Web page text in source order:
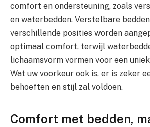
comfort en ondersteuning, zoals
en waterbedden. Verstelbare
verschillende posities worden
optimaal comfort, terwijl
lichaamsvorm vormen voor een
Wat uw voorkeur ook is, er is zeker
behoeften en stijl zal voldoen.
Comfort met bedden,